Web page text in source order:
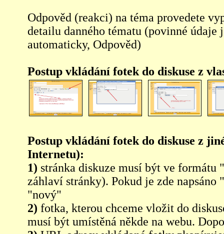
Odpověd (reakci) na téma provedete
detailu danného tématu (povinné údaje
automaticky, Odpověd)
Postup vkládání fotek do diskuse z
Postup vkládání fotek do diskuse z
Internetu):
1) stránka diskuze musí být ve
záhlaví stránky). Pokud je zde
"nový"
2) fotka, kterou chceme vložit do
musí být umístěná někde na webu.